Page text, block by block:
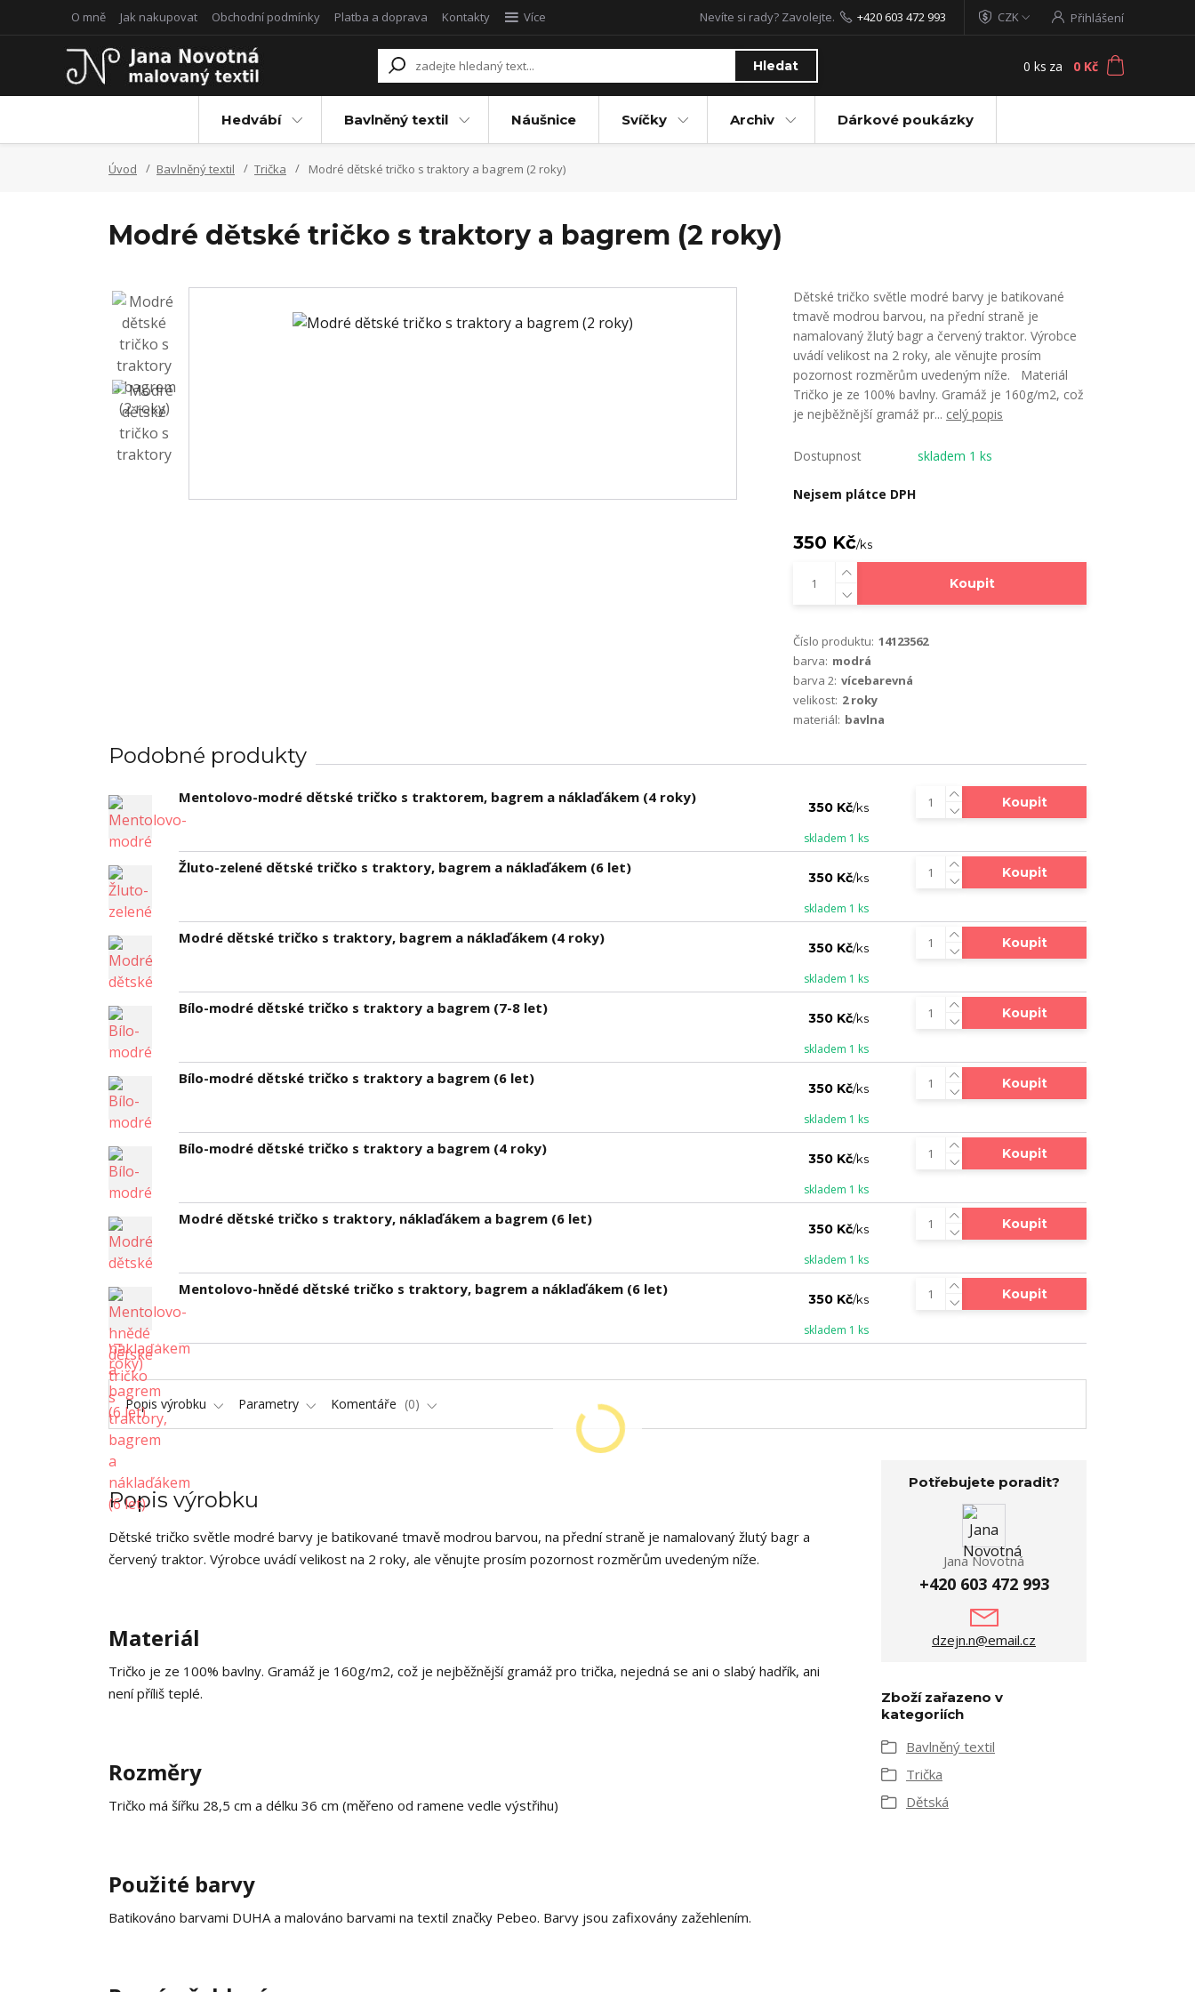
O mně Jak nakupovat Obchodní podmínky Platba a doprava Kontakty Více CZK Přihlášení
Hledat
Nevíte si rady? Zavolejte. +420 603 472 993
0 ks za 0 Kč
Hedvábí Bavlněný textil Náušnice Svíčky Archiv Dárkové poukázky
Úvod Bavlněný textil Trička Modré dětské tričko s traktory a bagrem (2 roky)
Modré dětské tričko s traktory a bagrem (2 roky)
Dětské tričko světle modré barvy je batikované
tmavě modrou barvou, na přední straně je
namalovaný žlutý bagr a červený traktor. Výrobce
uvádí velikost na 2 roky, ale věnujte prosím
pozornost rozměrům uvedeným níže. Materiál
Tričko je ze 100% bavlny. Gramáž je 160g/m2, což
je nejběžnější gramáž pr... celý popis
Dostupnost skladem 1 ks
Nejsem plátce DPH
350 Kč/ks
Koupit
Číslo produktu: 14123562
barva: modrá
barva 2: vícebarevná
velikost: 2 roky
materiál: bavlna
Podobné produkty
Mentolovo-modré dětské tričko s traktorem, bagrem a náklaďákem (4 roky)
350 Kč/ks
skladem 1 ks
Koupit
Žluto-zelené dětské tričko s traktory, bagrem a náklaďákem (6 let)
350 Kč/ks
skladem 1 ks
Koupit
Modré dětské tričko s traktory, bagrem a náklaďákem (4 roky)
350 Kč/ks
skladem 1 ks
Koupit
Bílo-modré dětské tričko s traktory a bagrem (7-8 let)
350 Kč/ks
skladem 1 ks
Koupit
Bílo-modré dětské tričko s traktory a bagrem (6 let)
350 Kč/ks
skladem 1 ks
Koupit
Bílo-modré dětské tričko s traktory a bagrem (4 roky)
350 Kč/ks
skladem 1 ks
Koupit
Modré dětské tričko s traktory, náklaďákem a bagrem (6 let)
350 Kč/ks
skladem 1 ks
Koupit
Mentolovo-hnědé dětské tričko s traktory, bagrem a náklaďákem (6 let)
350 Kč/ks
skladem 1 ks
Koupit
Popis výrobku Parametry Komentáře 0
Popis výrobku
Dětské tričko světle modré barvy je batikované tmavě modrou barvou, na přední straně je namalovaný žlutý bagr a
červený traktor. Výrobce uvádí velikost na 2 roky, ale věnujte prosím pozornost rozměrům uvedeným níže.
Materiál
Tričko je ze 100% bavlny. Gramáž je 160g/m2, což je nejběžnější gramáž pro trička, nejedná se ani o slabý hadřík, ani
není příliš teplé.
Rozměry
Tričko má šířku 28,5 cm a délku 36 cm (měřeno od ramene vedle výstřihu)
Použité barvy
Batikováno barvami DUHA a malováno barvami na textil značky Pebeo. Barvy jsou zafixovány zažehlením.
Potřebujete poradit?
Jana Novotná
+420 603 472 993
dzejn.n@email.cz
Zboží zařazeno v
kategoriích
Bavlněný textil
Trička
Dětská